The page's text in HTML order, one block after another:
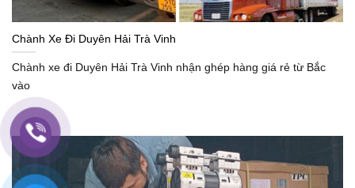
Chành Xe Đi Duyên Hải Trà Vinh
Chành xe đi Duyên Hải Trà Vinh nhận ghép hàng giá rẻ từ Bắc
vào